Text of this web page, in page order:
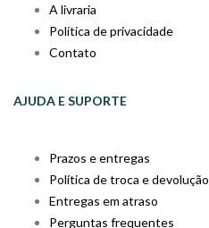
A livraria
Política de privacidade
Contato
AJUDA E SUPORTE
Prazos e entregas
Política de troca e devolução
Entregas em atraso
Perguntas frequentes